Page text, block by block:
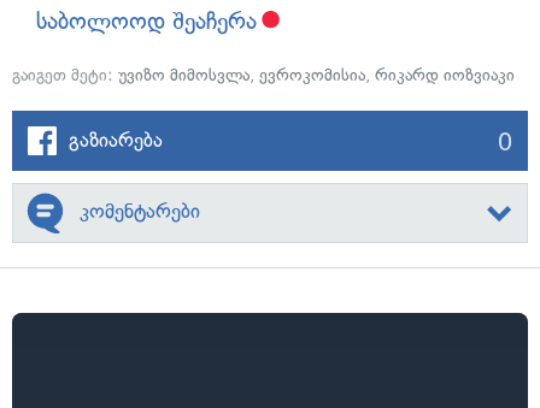
საბოლოოდ შეაჩერა
გაიგეთ მეტი: უვიზო მიმოსვლა, ევროკომისია, რიკარდ იოზვიაკი
გაზიარება 0
კომენტარები